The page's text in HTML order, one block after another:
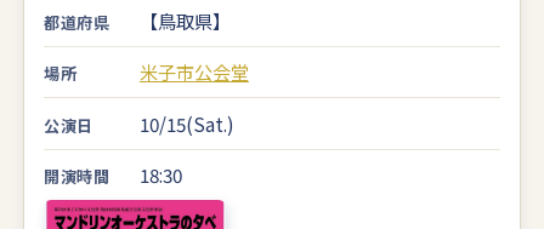
都道府県 【鳥取県】
場所 米子市公会堂
公演日 10/15(Sat.)
開演時間 18:30